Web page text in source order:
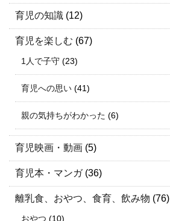
育児の知識 (12)
育児を楽しむ (67)
1人で子守 (23)
育児への思い (41)
親の気持ちがわかった (6)
育児映画・動画 (5)
育児本・マンガ(36)
離乳食、おやつ、食育、飲み物 (76)
おやつ (10)